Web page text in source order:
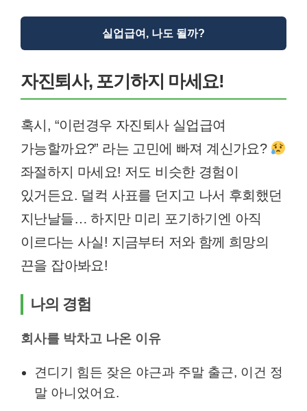
실업급여, 나도 될까?
자진퇴사, 포기하지 마세요!
혹시, “이런경우 자진퇴사 실업급여
가능할까요?” 라는 고민에 빠져 계신가요?
좌절하지 마세요! 저도 비슷한 경험이
있거든요. 덜컥 사표를 던지고 나서 후회했던
지난날들… 하지만 미리 포기하기엔 아직
이르다는 사실! 지금부터 저와 함께 희망의
끈을 잡아봐요!
나의 경험
회사를 박차고 나온 이유
견디기 힘든 잦은 야근과 주말 출근, 이건 정
말 아니었어요.